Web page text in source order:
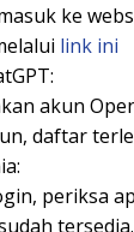
ke
link ini
akun
daftar
periksa